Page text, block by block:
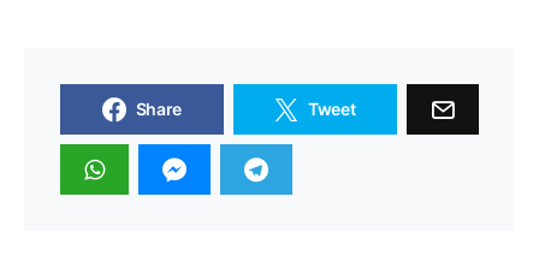
Share Tweet